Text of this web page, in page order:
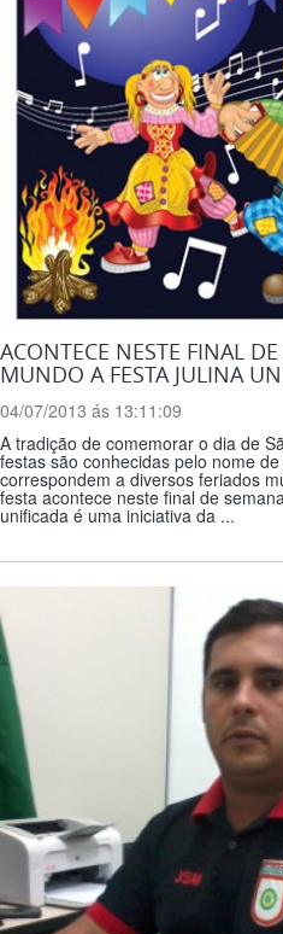
ACONTECE NESTE FINAL
MUNDO A FESTA JULINA
04/07/2013 ás 13:11:09
A tradição de comemorar o dia de
festas são conhecidas pelo nome
correspondem a diversos feriados
festa acontece neste final de
unificada é uma iniciativa da ...